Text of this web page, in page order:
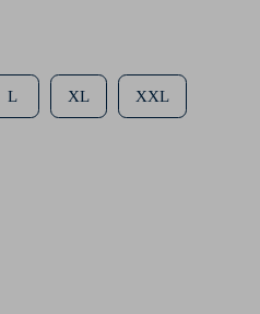
L XL XXL